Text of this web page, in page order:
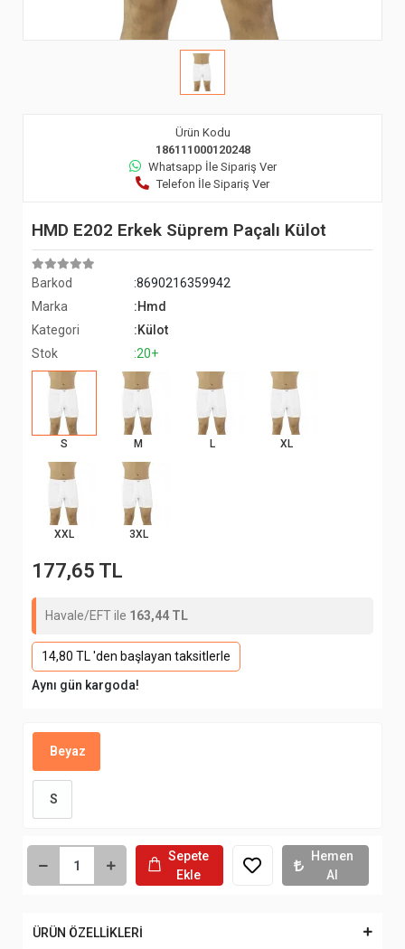
Ürün Kodu
186111000120248
Whatsapp İle Sipariş Ver
Telefon İle Sipariş Ver
HMD E202 Erkek Süprem Paçalı Külot
Barkod
:8690216359942
Marka
:Hmd
Kategori
:Külot
Stok
:20+
S M L XL
XXL 3XL
177,65 TL
Havale/EFT ile 163,44 TL
14,80 TL 'den başlayan taksitlerle
Aynı gün kargoda!
Beyaz
S
Sepete
Ekle
Hemen
Al
ÜRÜN ÖZELLİKLERİ